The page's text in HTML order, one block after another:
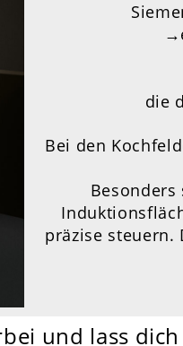
die
Bei den
präzise
und lass